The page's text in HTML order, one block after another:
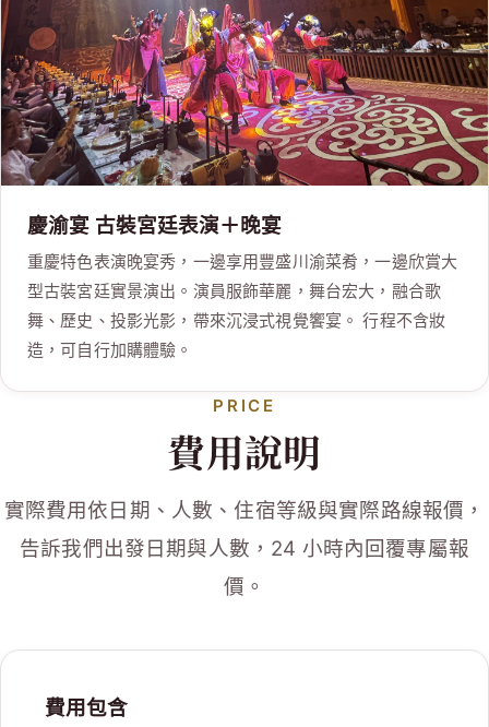
慶渝宴 古裝宮廷表演＋晚宴
重慶特色表演晚宴秀，一邊享用豐盛川渝菜肴，一邊欣賞大
型古裝宮廷實景演出。演員服飾華麗，舞台宏大，融合歌
舞、歷史、投影光影，帶來沉浸式視覺饗宴。 行程不含妝
造，可自行加購體驗。
PRICE
費用說明
實際費用依日期、人數、住宿等級與實際路線報價，
告訴我們出發日期與人數，24 小時內回覆專屬報
價。
費用包含